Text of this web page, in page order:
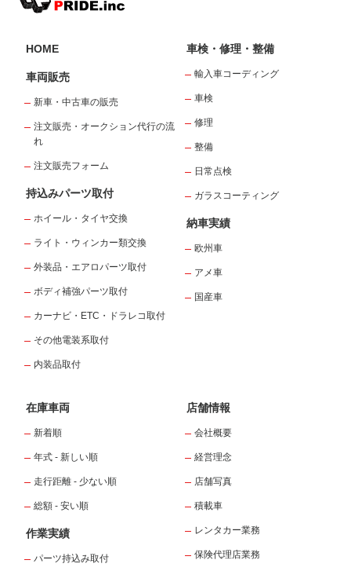
HOME
車両販売
新車・中古車の販売
注文販売・オークション代行の流
れ
注文販売フォーム
持込みパーツ取付
ホイール・タイヤ交換
ライト・ウィンカー類交換
外装品・エアロパーツ取付
ボディ補強パーツ取付
カーナビ・ETC・ドラレコ取付
その他電装系取付
内装品取付
車検・修理・整備
輸入車コーディング
車検
修理
整備
日常点検
ガラスコーティング
納車実績
欧州車
アメ車
国産車
在庫車両
新着順
年式 - 新しい順
走行距離 - 少ない順
総額 - 安い順
作業実績
パーツ持込み取付
店舗情報
会社概要
経営理念
店舗写真
積載車
レンタカー業務
保険代理店業務